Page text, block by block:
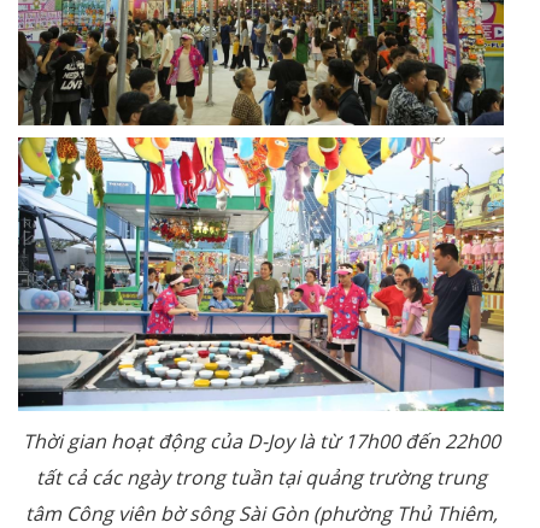
Thời gian hoạt động của D-Joy là từ 17h00 đến 22h00
tất cả các ngày trong tuần tại quảng trường trung
tâm Công viên bờ sông Sài Gòn (phường Thủ Thiêm,